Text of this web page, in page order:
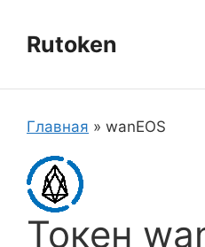
содержимому
Rutoken
Главная » wanEOS
Токен